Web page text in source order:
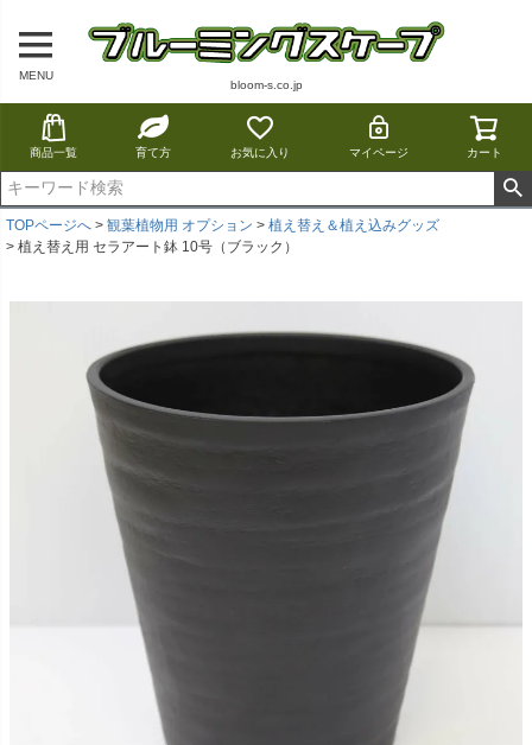
MENU
bloom-s.co.jp
商品一覧 育て方 お気に入り マイページ カート
TOPページへ 観葉植物用 オプション
植え替え＆植え込みグッズ
植え替え用 セラアート鉢 10号（ブラック）